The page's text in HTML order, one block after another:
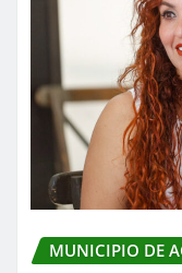
MUNICIPIO DE